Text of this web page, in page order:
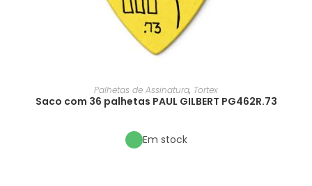
Palhetas de Assinatura, Tortex
Saco com 36 palhetas PAUL GILBERT PG462R.73
Em stock